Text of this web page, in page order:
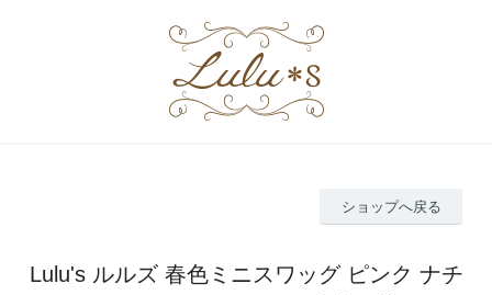
ショップへ戻る
Lulu's ルルズ 春色ミニスワッグ ピンク ナチ